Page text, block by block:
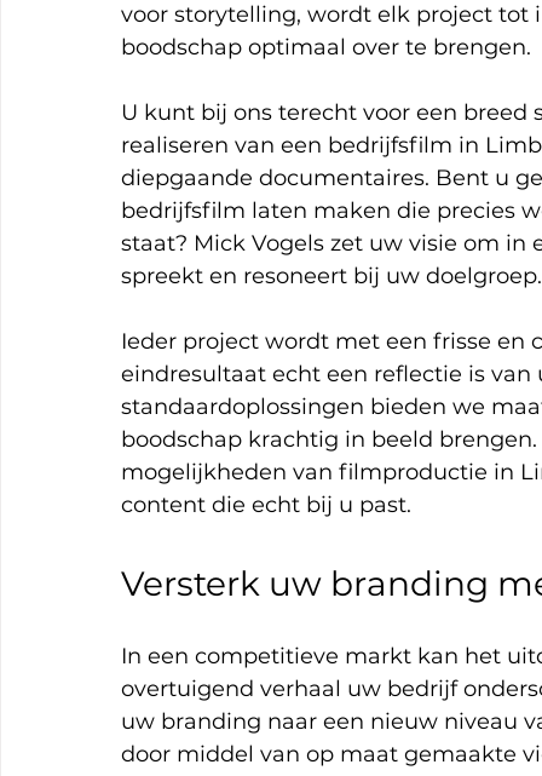
voor storytelling, wordt elk project
boodschap optimaal over te brengen.
U kunt bij ons terecht voor een
realiseren van een bedrijfsfilm in
diepgaande documentaires. Bent u
bedrijfsfilm laten maken die precies
staat? Mick Vogels zet uw visie om
spreekt en resoneert bij uw
Ieder project wordt met een frisse
eindresultaat echt een reflectie is
standaardoplossingen bieden we
boodschap krachtig in beeld
mogelijkheden van filmproductie in
content die echt bij u past.
Versterk uw branding
In een competitieve markt kan het
overtuigend verhaal uw bedrijf
uw branding naar een nieuw niveau
door middel van op maat gemaakte